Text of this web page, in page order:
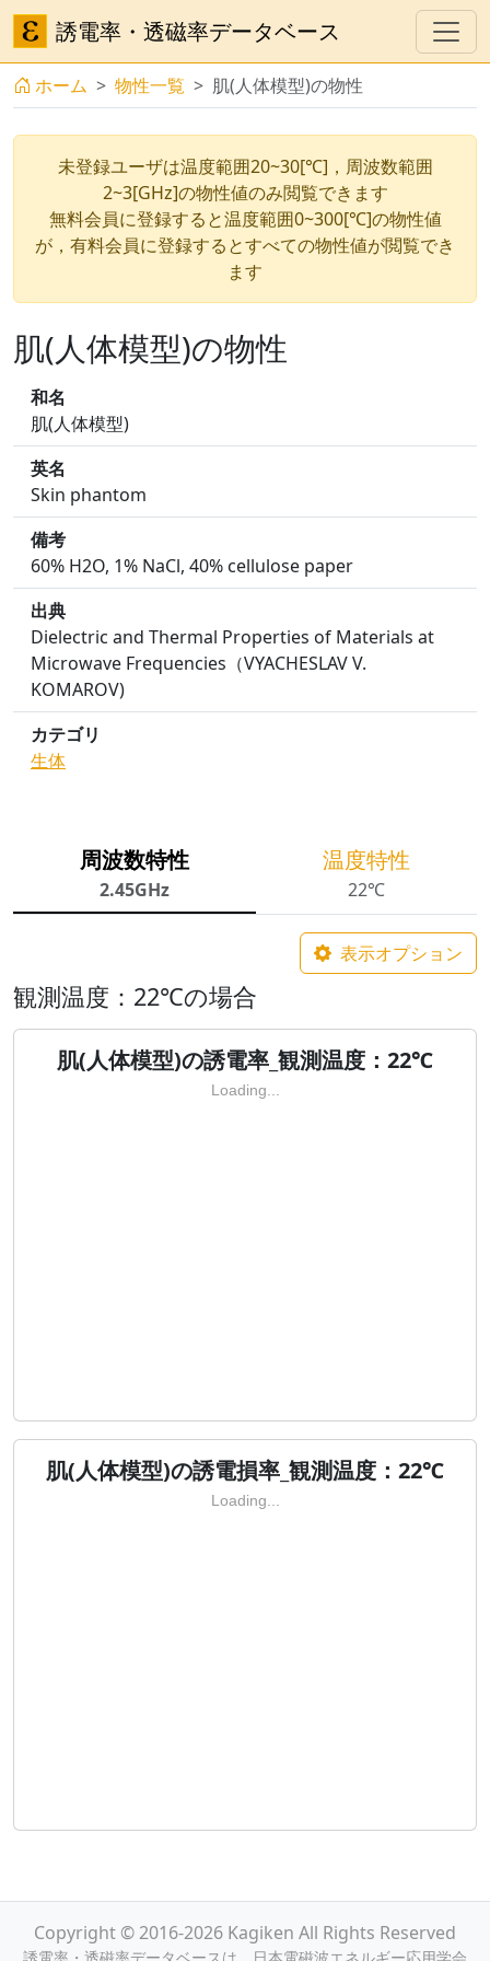
誘電率・透磁率データベース
ホーム 物性一覧 肌(人体模型)の物性
未登録ユーザは温度範囲20~30[℃]，周波数範囲
2~3[GHz]の物性値のみ閲覧できます
無料会員に登録すると温度範囲0~300[℃]の物性値
が，有料会員に登録するとすべての物性値が閲覧でき
ます
肌(人体模型)の物性
和名
肌(人体模型)
英名
Skin phantom
備考
60% H2O, 1% NaCl, 40% cellulose paper
出典
Dielectric and Thermal Properties of Materials at
Microwave Frequencies（VYACHESLAV V.
KOMAROV)
カテゴリ
生体
周波数特性
2.45GHz
温度特性
22℃
表示オプション
観測温度：22℃の場合
肌(人体模型)の誘電率_観測温度：22℃
Loading...
肌(人体模型)の誘電損率_観測温度：22℃
Loading...
Copyright © 2016-2026 Kagiken All Rights Reserved